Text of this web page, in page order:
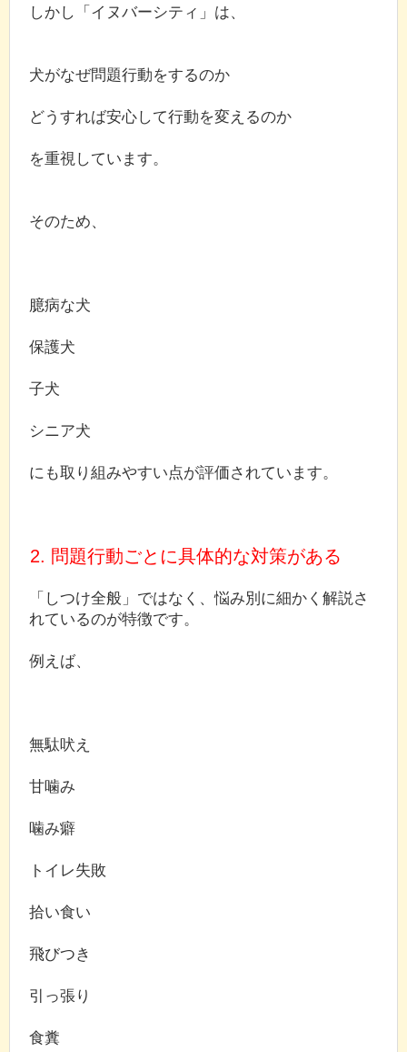
しかし「イヌバーシティ」は、
犬がなぜ問題行動をするのか
どうすれば安心して行動を変えるのか
を重視しています。
そのため、
臆病な犬
保護犬
子犬
シニア犬
にも取り組みやすい点が評価されています。
2. 問題行動ごとに具体的な対策がある
「しつけ全般」ではなく、悩み別に細かく解説さ
れているのが特徴です。
例えば、
無駄吠え
甘噛み
噛み癖
トイレ失敗
拾い食い
飛びつき
引っ張り
食糞